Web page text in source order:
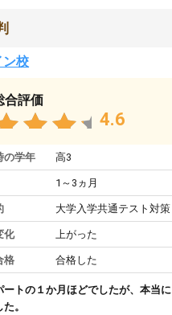
ン校
合評価
4.6
の学年 高3
1～3ヵ月
大学入学共通テスト対策
化 上がった
格 合格した
ートの１か月ほどでしたが、本当に
。